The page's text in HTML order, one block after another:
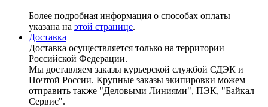
Более подробная информация о способах оплаты
указана на этой странице.
Доставка
Доставка осуществляется только на территории
Российской Федерации.
Мы доставляем заказы курьерской службой СДЭК и
Почтой России. Крупные заказы экипировки можем
отправить также "Деловыми Линиями", ПЭК, "Байкал
Сервис".